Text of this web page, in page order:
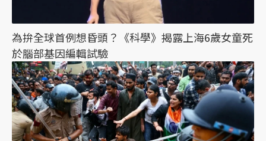
為拚全球首例想昏頭？《科學》揭露上海6歲女童死
於腦部基因編輯試驗